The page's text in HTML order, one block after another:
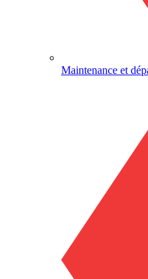
Maintenance et